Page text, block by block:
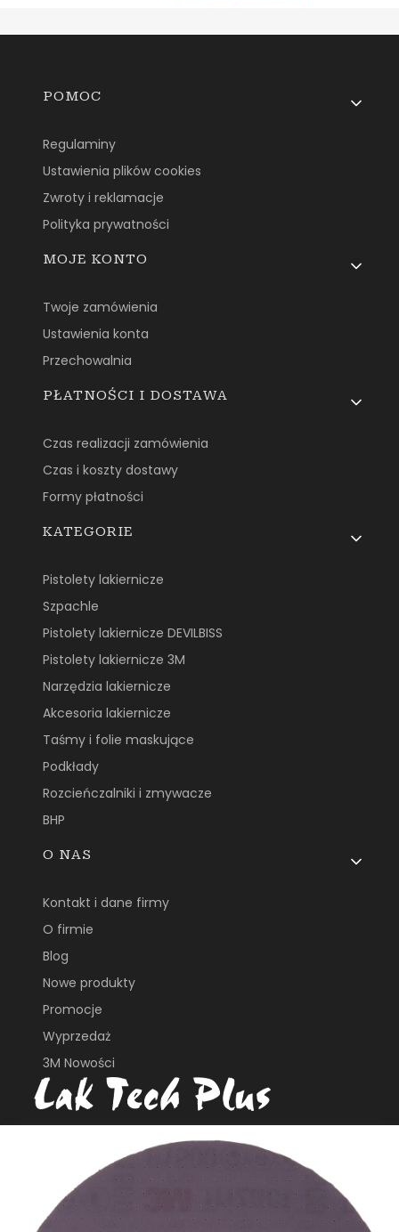
Linki w stopce
POMOC
Regulaminy
Ustawienia plików cookies
Zwroty i reklamacje
Polityka prywatności
MOJE KONTO
Twoje zamówienia
Ustawienia konta
Przechowalnia
PŁATNOŚCI I DOSTAWA
Czas realizacji zamówienia
Czas i koszty dostawy
Formy płatności
KATEGORIE
Pistolety lakiernicze
Szpachle
Pistolety lakiernicze DEVILBISS
Pistolety lakiernicze 3M
Narzędzia lakiernicze
Akcesoria lakiernicze
Taśmy i folie maskujące
Podkłady
Rozcieńczalniki i zmywacze
BHP
O NAS
Kontakt i dane firmy
O firmie
Blog
Nowe produkty
Promocje
Wyprzedaż
3M Nowości
03-044, Warszawa
e_biuro@laktech.pl